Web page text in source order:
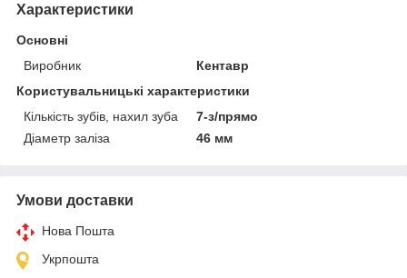
Характеристики
Основні
Виробник
Кентавр
Користувальницькі характеристики
Кількість зубів, нахил зуба
7-з/прямо
Діаметр заліза
46 мм
Умови доставки
Нова Пошта
Укрпошта